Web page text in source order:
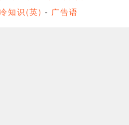
知识(英) - 广告语